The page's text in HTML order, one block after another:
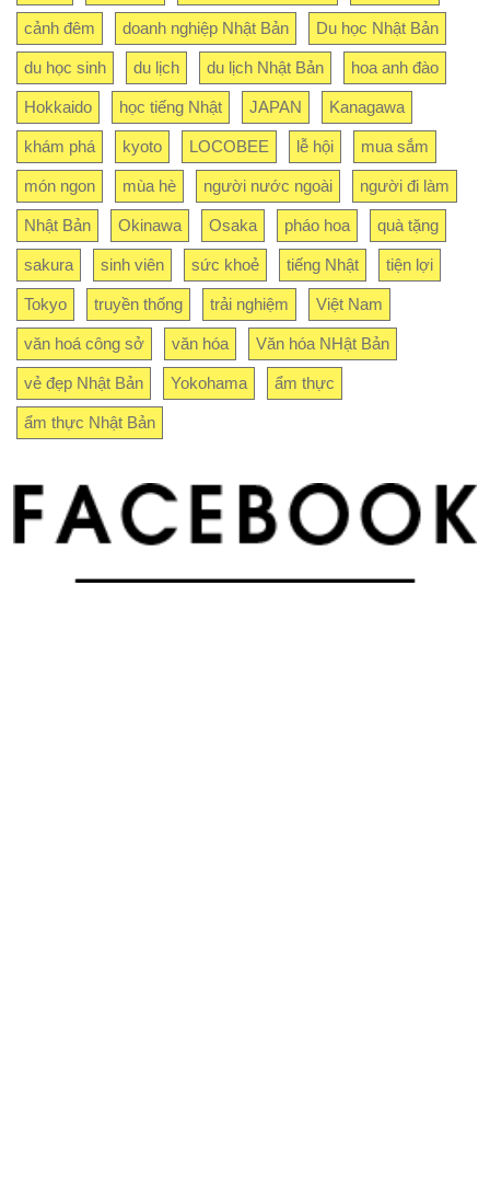
cảnh đêm doanh nghiệp Nhật Bản Du học Nhật Bản
du học sinh du lịch du lịch Nhật Bản hoa anh đào
Hokkaido học tiếng Nhật JAPAN Kanagawa
khám phá kyoto LOCOBEE lễ hội mua sắm
món ngon mùa hè người nước ngoài người đi làm
Nhật Bản Okinawa Osaka pháo hoa quà tặng
sakura sinh viên sức khoẻ tiếng Nhật tiện lợi
Tokyo truyền thống trải nghiệm Việt Nam
văn hoá công sở văn hóa Văn hóa NHật Bản
vẻ đẹp Nhật Bản Yokohama ẩm thực
ẩm thực Nhật Bản